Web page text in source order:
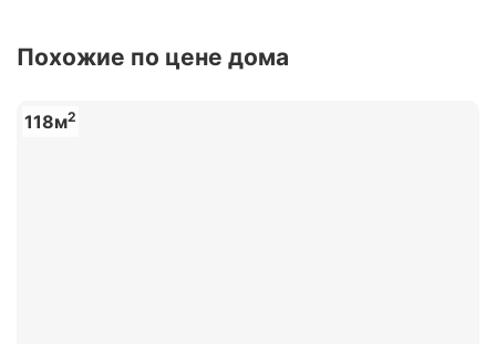
Похожие по цене дома
118м2